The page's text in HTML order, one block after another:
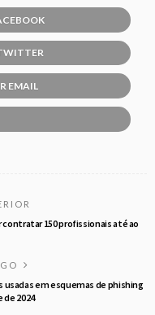
EMAIL
150 profissionais até ao
usadas em esquemas de phishing
2024